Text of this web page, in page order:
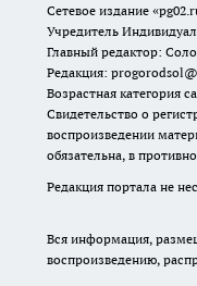
Сетевое издание
Учредитель
Главный редактор:
Редакция:
Возрастная категория
Свидетельство о
воспроизведении
обязательна, в
Редакция портала не
Вся информация,
воспроизведению,